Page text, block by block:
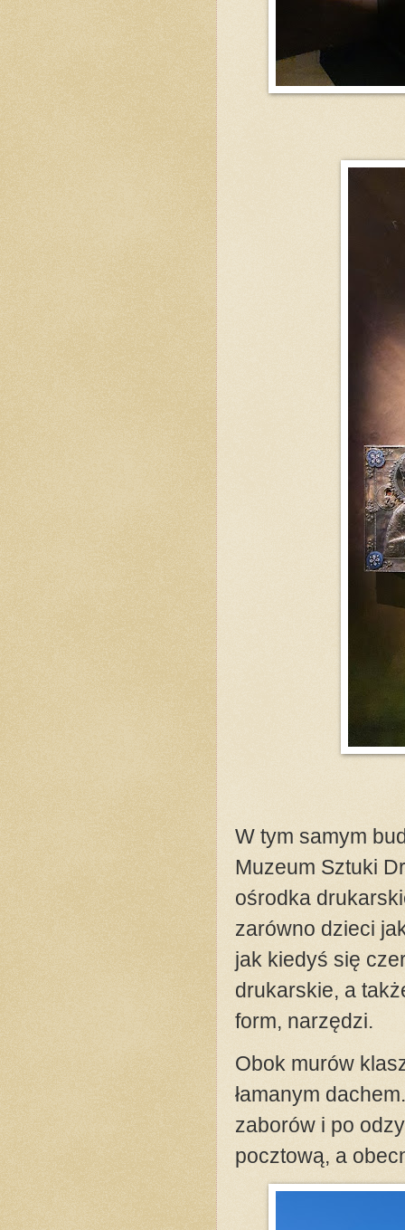
W tym samym
Muzeum Sztuki
ośrodka
zarówno dzieci
jak kiedyś się
drukarskie, a
form, narzędzi.
Obok murów
łamanym
zaborów i po
pocztową, a